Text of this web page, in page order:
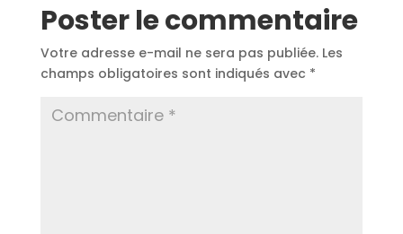
Poster le commentaire
Votre adresse e-mail ne sera pas publiée. Les
champs obligatoires sont indiqués avec *